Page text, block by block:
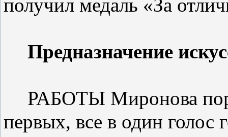
получил медаль «За
Предназначение
РАБОТЫ Миронова
первых, все в один голос